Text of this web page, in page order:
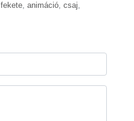
fekete, animáció, csaj,